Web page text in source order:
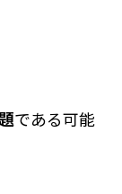
である可能